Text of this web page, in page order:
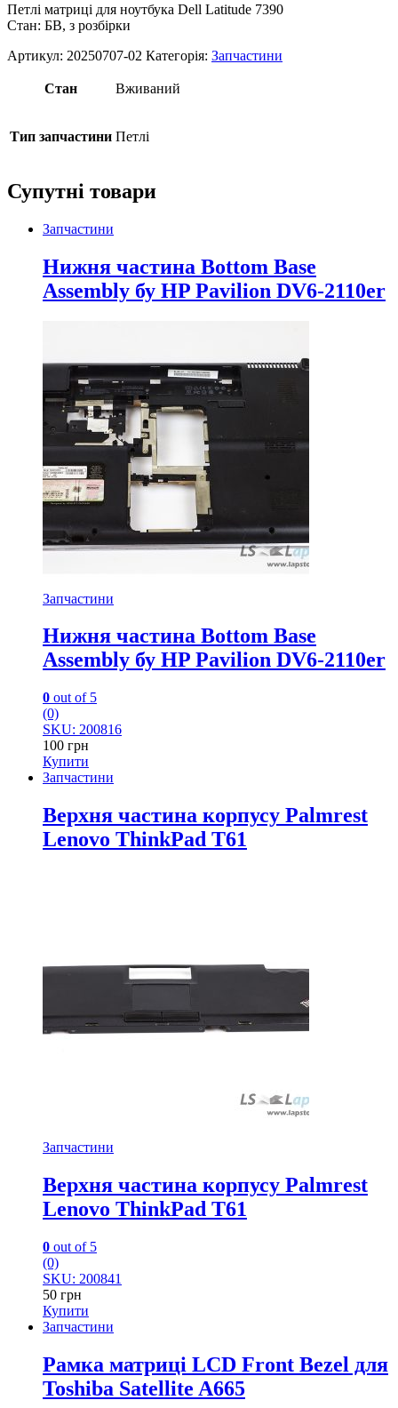
Петлі матриці для ноутбука Dell Latitude 7390
Стан: БВ, з розбірки
Артикул: 20250707-02 Категорія: Запчастини
Стан Вживаний
Тип запчастини Петлі
Супутні товари
Запчастини
Нижня частина Bottom Base
Assembly бу HP Pavilion DV6-2110er
Запчастини
Нижня частина Bottom Base
Assembly бу HP Pavilion DV6-2110er
0 out of 5
(0)
SKU: 200816
100 грн
Купити
Запчастини
Верхня частина корпусу Palmrest
Lenovo ThinkPad T61
Запчастини
Верхня частина корпусу Palmrest
Lenovo ThinkPad T61
0 out of 5
(0)
SKU: 200841
50 грн
Купити
Запчастини
Рамка матриці LCD Front Bezel для
Toshiba Satellite A665